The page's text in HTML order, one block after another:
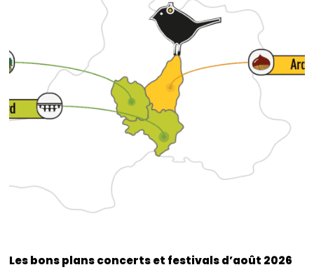
Les bons plans concerts et festivals d’août 2026